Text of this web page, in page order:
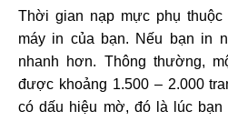
Thời gian nạp mực phụ
máy in của bạn. Nếu bạn in
nhanh hơn. Thông thường,
được khoảng 1.500 – 2.000
có dấu hiệu mờ, đó là lúc bạn